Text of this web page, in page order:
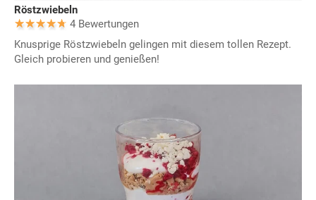
Röstzwiebeln
4 Bewertungen
Knusprige Röstzwiebeln gelingen mit diesem tollen Rezept.
Gleich probieren und genießen!